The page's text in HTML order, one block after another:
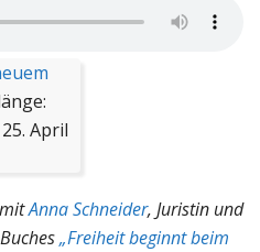
April
Anna Schneider, Juristin und
„Freiheit beginnt beim